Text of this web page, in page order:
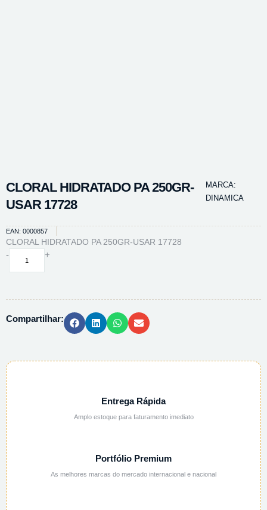
CLORAL HIDRATADO PA 250GR-
USAR 17728
MARCA:
DINAMICA
EAN: 0000857
CLORAL HIDRATADO PA 250GR-USAR 17728
-
CLORAL
17728
+
Compartilhar:
Entrega Rápida
Amplo estoque para faturamento imediato
Portfólio Premium
As melhores marcas do mercado internacional e nacional